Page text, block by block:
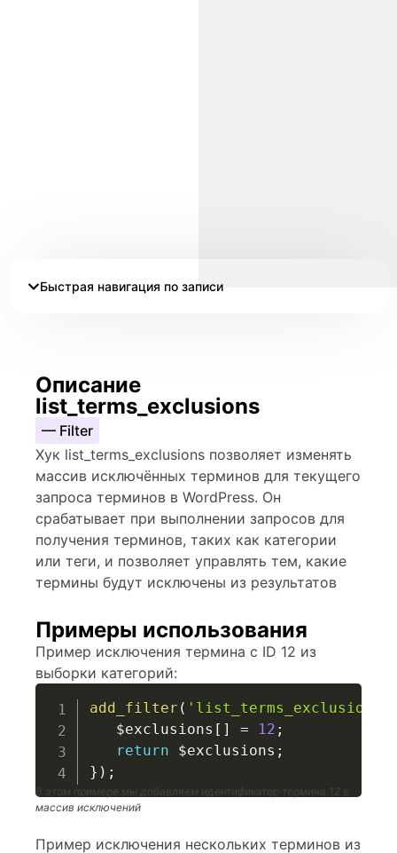
Быстрая навигация по записи
Описание
list_terms_exclusions
— Filter
Хук list_terms_exclusions позволяет изменять
массив исключённых терминов для текущего
запроса терминов в WordPress. Он
срабатывает при выполнении запросов для
получения терминов, таких как категории
или теги, и позволяет управлять тем, какие
термины будут исключены из результатов
Примеры использования
Пример исключения термина с ID 12 из
выборки категорий:
add_filter ( 'list_terms_exclusions'
$exclusions [ ] = 12 ;
return
$exclusions ;
} ) ;
В этом примере мы добавляем идентификатор термина 12 в
массив исключений
Пример исключения нескольких терминов из